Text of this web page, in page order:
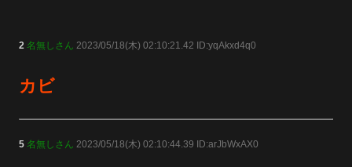
2 名無しさん 2023/05/18(木) 02:10:21.42 ID:yqAkxd4q0
カビ
5 名無しさん 2023/05/18(木) 02:10:44.39 ID:arJbWxAX0